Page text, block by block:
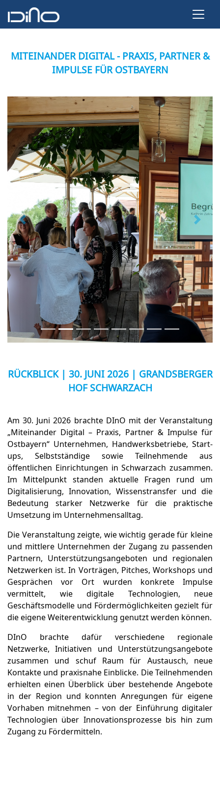
MITEINANDER DIGITAL - PRAXIS, PARTNER &
IMPULSE FÜR OSTBAYERN
Previous Next
RÜCKBLICK | 30. JUNI 2026 | GRANDSBERGER
HOF SCHWARZACH
Am 30. Juni 2026 brachte DInO mit der Veranstaltung
„Miteinander Digital – Praxis, Partner & Impulse für
Ostbayern“ Unternehmen, Handwerksbetriebe, Start-
ups, Selbstständige sowie Teilnehmende aus
öffentlichen Einrichtungen in Schwarzach zusammen.
Im Mittelpunkt standen aktuelle Fragen rund um
Digitalisierung, Innovation, Wissenstransfer und die
Bedeutung starker Netzwerke für die praktische
Umsetzung im Unternehmensalltag.
Die Veranstaltung zeigte, wie wichtig gerade für kleine
und mittlere Unternehmen der Zugang zu passenden
Partnern, Unterstützungsangeboten und regionalen
Netzwerken ist. In Vorträgen, Pitches, Workshops und
Gesprächen vor Ort wurden konkrete Impulse
vermittelt, wie digitale Technologien, neue
Geschäftsmodelle und Fördermöglichkeiten gezielt für
die eigene Weiterentwicklung genutzt werden können.
DInO brachte dafür verschiedene regionale
Netzwerke, Initiativen und Unterstützungsangebote
zusammen und schuf Raum für Austausch, neue
Kontakte und praxisnahe Einblicke. Die Teilnehmenden
erhielten einen Überblick über bestehende Angebote
in der Region und konnten Anregungen für eigene
Vorhaben mitnehmen – von der Einführung digitaler
Technologien über Innovationsprozesse bis hin zum
Zugang zu Fördermitteln.